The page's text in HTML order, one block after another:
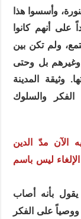
وأسسوا هذا
على أنهم كانوا
ولم تكن بين
وغيرهم بل وحتى
وثيقة المدينة
والسلوك
الآن مدّ الدين
الإلغاء ليس باسم
بأنه أصاب
على الفكر